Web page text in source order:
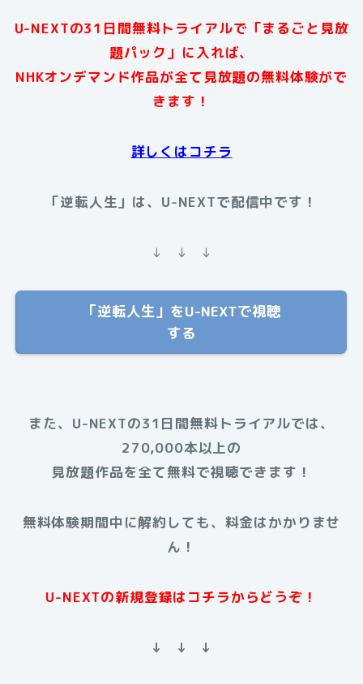
U-NEXTの31日間無料トライアルで「まるごと見放
題パック」に入れば、
NHKオンデマンド作品が全て見放題の無料体験がで
きます！
詳しくはコチラ
「逆転人生」は、U-NEXTで配信中です！
↓ ↓ ↓
「逆転人生」をU-NEXTで視聴
する
また、U-NEXTの31日間無料トライアルでは、
270,000本以上の
見放題作品を全て無料で視聴できます！
無料体験期間中に解約しても、料金はかかりませ
ん！
U-NEXTの新規登録はコチラからどうぞ！
↓ ↓ ↓